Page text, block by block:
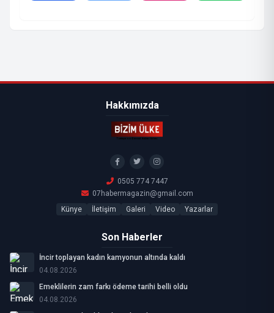
Hakkımızda
0505 774 7447
07habermagazin@gmail.com
Künye
İletişim Galeri Video Yazarlar
Son Haberler
İncir toplayan kadın kamyonun altında kaldı
04.08.2026
Emeklilerin zam farkı ödeme tarihi belli oldu
04.08.2026